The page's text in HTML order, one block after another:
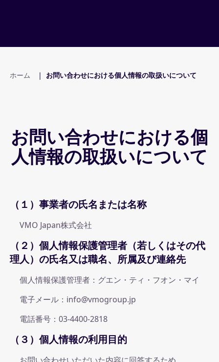
ホーム | お問い合わせにおける個人情報の取扱いについて
お問い合わせにおける個
人情報の取扱いについて
（１）事業者の氏名または名称
VMO Japan株式会社
（２）個人情報保護管理者（若しくはその代
理人）の氏名又は職名、所属及び連絡先
個人情報保護管理者：グエン・ティ・フオン・マイ
電子メール：info@vmogroup.jp
電話番号：03-4400-2818
（３）個人情報の利用目的